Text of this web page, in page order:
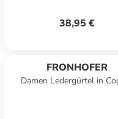
38,95 €
FRONHOFER
Damen Ledergürtel in